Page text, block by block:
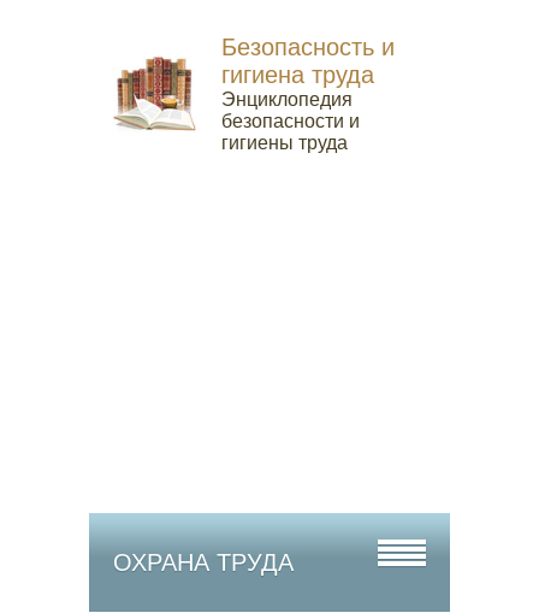
Безопасность и
гигиена труда
Энциклопедия
безопасности и
гигиены труда
ОХРАНА ТРУДА